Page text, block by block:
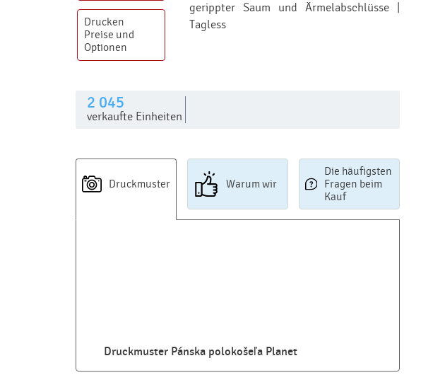
gerippter Saum und Ärmelabschlüsse |
Tagless
Drucken
Preise und
Optionen
2 045
verkaufte Einheiten
Druckmuster
Druckmuster Pánska polokošeľa Planet
Warum wir
Die häufigsten
Fragen beim
Kauf